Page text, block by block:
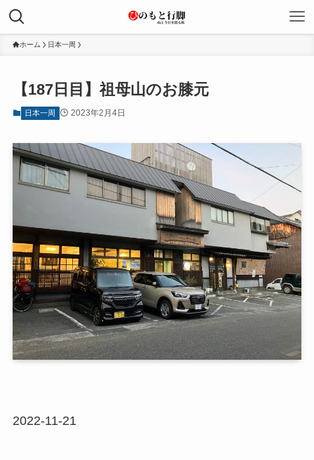
ホーム 日本一周
【187日目】祖母山のお膝元
日本一周 2023年2月4日
2022-11-21